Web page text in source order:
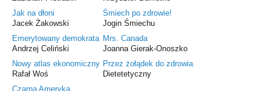
Jak na dłoni
Jacek Żakowski
Śmiech po zdrowie!
Jogin Śmiechu
Emerytowany demokrata
Andrzej Celiński
Mrs. Canada
Joanna Gierak-Onoszko
Nowy atlas ekonomiczny
Rafał Woś
Przez żołądek do zdrowia
Dietetetyczny
Czarna Ameryka